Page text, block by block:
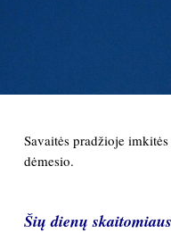
KULTŪRA
Savaitės pradžioje
dėmesio.
Šių dienų